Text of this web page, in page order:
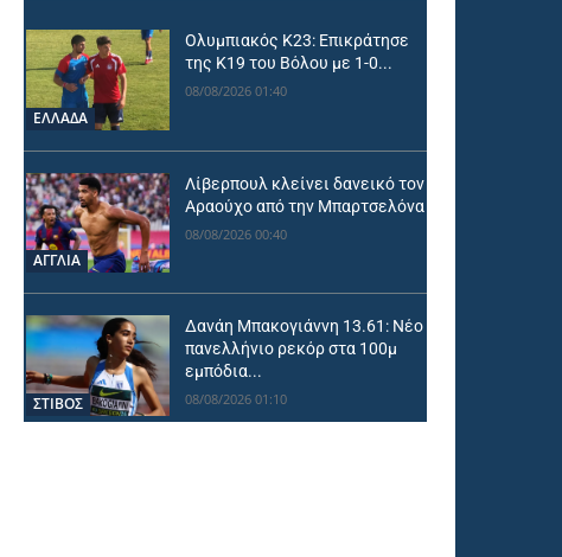
ΕΛΛΑΔΑ
Ολυμπιακός Κ23: Επικράτησε
της Κ19 του Βόλου με 1-0...
08/08/2026 01:40
ΑΓΓΛΙΑ
Λίβερπουλ κλείνει δανεικό τον
Αραούχο από την Μπαρτσελόνα
08/08/2026 00:40
ΣΤΙΒΟΣ
Δανάη Μπακογιάννη 13.61: Νέο
πανελλήνιο ρεκόρ στα 100μ
εμπόδια...
08/08/2026 01:10